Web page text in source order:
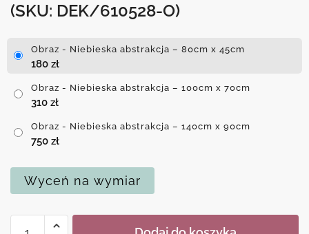
(SKU: DEK/610528-O)
Obraz - Niebieska abstrakcja – 80cm x 45cm
180 zł
Obraz - Niebieska abstrakcja – 100cm x 70cm
310 zł
Obraz - Niebieska abstrakcja – 140cm x 90cm
750 zł
Wyceń na wymiar